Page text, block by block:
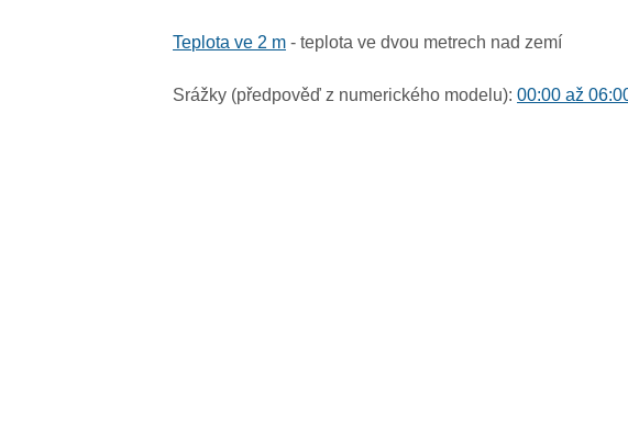
Teplota ve 2 m - teplota ve dvou metrech nad zemí
Srážky (předpověď z numerického modelu):00:00 až